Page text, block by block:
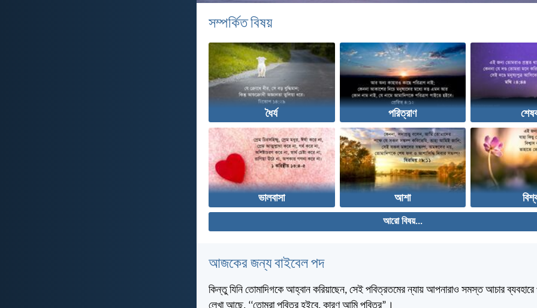
সম্পর্কিত বিষয়
ধৈর্য পরিত্রাণ
ভালবাসা আশা
আরো বিষয়...
আজকের জন্য বাইবেল পদ
কিন্তু যিনি তোমাদিগকে আহ্বান করিয়াছেন, সেই পবিত্রতমের ন্যায় আপনারাও সমস্ত আচার